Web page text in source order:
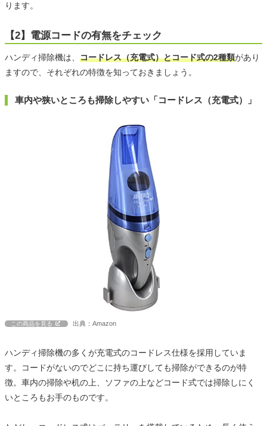
ります。
【2】電源コードの有無をチェック
ハンディ掃除機は、 コードレス（充電式）とコード式の2種類があり
ますので、それぞれの特徴を知っておきましょう。
車内や狭いところも掃除しやすい「コードレス（充電式）」
この商品を見る 出典：Amazon
ハンディ掃除機の多くが充電式のコードレス仕様を採用していま
す。コードがないのでどこに持ち運びしても掃除ができるのが特
徴。車内の掃除や机の上、ソファの上などコード式では掃除しにく
いところもお手のものです。